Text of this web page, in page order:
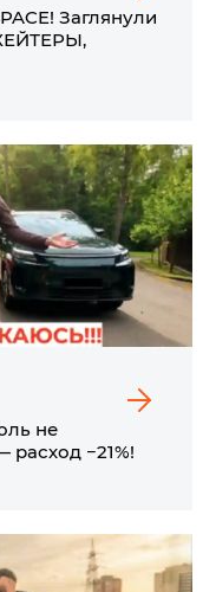
Заглянули
не
−21%!